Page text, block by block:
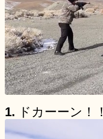
1. ドカーーン！！